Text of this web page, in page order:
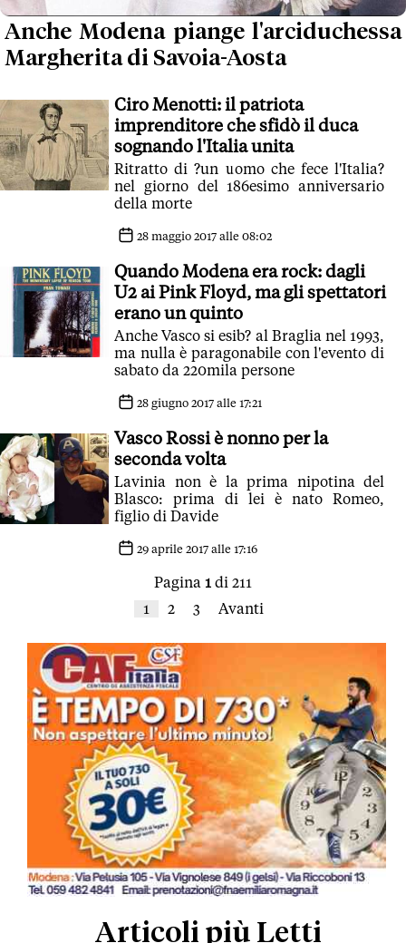
Anche Modena piange l'arciduchessa
Margherita di Savoia-Aosta
Ciro Menotti: il patriota
imprenditore che sfidò il duca
sognando l'Italia unita
Ritratto di ?un uomo che fece l'Italia?
nel giorno del 186esimo anniversario
della morte
28 maggio 2017 alle 08:02
Quando Modena era rock: dagli
U2 ai Pink Floyd, ma gli spettatori
erano un quinto
Anche Vasco si esib? al Braglia nel 1993,
ma nulla è paragonabile con l'evento di
sabato da 220mila persone
28 giugno 2017 alle 17:21
Vasco Rossi è nonno per la
seconda volta
Lavinia non è la prima nipotina del
Blasco: prima di lei è nato Romeo,
figlio di Davide
29 aprile 2017 alle 17:16
Pagina 1 di 211
1
2 3 Avanti
Articoli più Letti